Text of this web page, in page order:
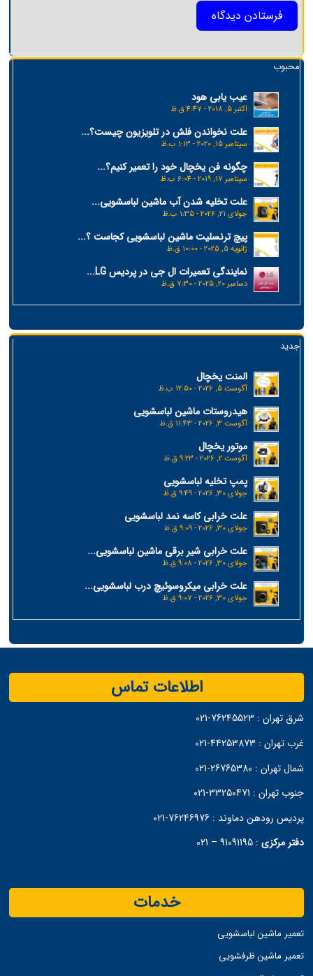
محبوب
عیب یابی هود
اکتبر 5, 2018 - 4:47 ق.ظ
علت نخواندن فلش در تلویزیون چیست؟...
سپتامبر 15, 2020 - 1:13 ب.ظ
چگونه فن یخچال خود را تعمیر کنیم؟...
سپتامبر 17, 2019 - 6:04 ب.ظ
علت تخلیه شدن آب ماشین لباسشویی...
جولای 21, 2026 - 1:35 ب.ظ
پیچ ترنسلیت ماشین لباسشویی کجاست ؟...
ژانویه 5, 2025 - 10:00 ق.ظ
نمایندگی تعمیرات ال جی در پردیس LG...
دسامبر 20, 2025 - 7:30 ق.ظ
جدید
المنت یخچال
آگوست 5, 2026 - 12:50 ب.ظ
هیدروستات ماشین لباسشویی
آگوست 3, 2026 - 11:43 ق.ظ
موتور یخچال
آگوست 2, 2026 - 9:23 ق.ظ
پمپ تخلیه لباسشویی
جولای 30, 2026 - 9:49 ق.ظ
علت خرابی کاسه نمد لباسشویی
جولای 30, 2026 - 9:09 ق.ظ
علت خرابی شیر برقی ماشین لباسشویی...
جولای 30, 2026 - 9:08 ق.ظ
علت خرابی میکروسوئیچ درب لباسشویی...
جولای 30, 2026 - 9:07 ق.ظ
اطلاعات تماس
شرق تهران : 76245523-021
غرب تهران : 44253873-021
شمال تهران :
جنوب تهران : 33250471-021
پردیس رودهن دماوند :76246976-021
دفتر مرکزی :
91091195 – 021
خدمات
تعمیر ماشین لباسشویی
تعمیر ماشین ظرفشویی